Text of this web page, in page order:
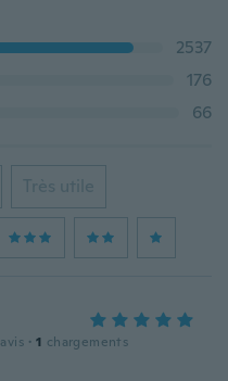
2537
176
66
Très utile
avis · 1 chargements